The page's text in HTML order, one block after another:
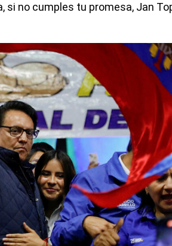
si no cumples tu promesa, Jan